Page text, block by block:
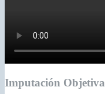
Imputación Objetiva